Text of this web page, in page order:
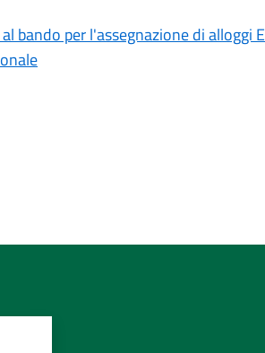
bando per l'assegnazione di alloggi